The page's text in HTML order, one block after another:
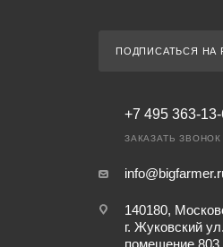
ПОДПИСАТЬСЯ НА
+7 495 363-
ЗАКАЗАТЬ ЗВОНОК
140180,
г. Жуковский
помещение 803